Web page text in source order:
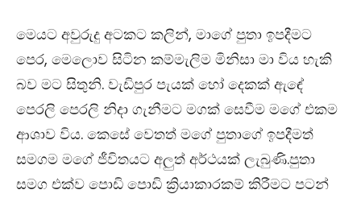
මෙයට අවුරුදු අටකට කලින්, මාගේ පුතා ඉපදීමට
පෙර, මෙලොව සිටින කම්මැලිම මිනිසා මා විය හැකි
බව මට සිතුනි. වැඩිපුර පැයක් හෝ දෙකක් ඇඳේ
පෙරලි පෙරලි නිදා ගැනීමට මගක් සෙවීම මගේ එකම
ආශාව විය. කෙසේ වෙතත් මගේ පුතාගේ ඉපදීමත්
සමගම මගේ ජීවිතයට අලුත් අර්ථයක් ලැබුණි.පුතා
සමග එක්ව පොඩි පොඩි ක්‍රියාකාරකම් කිරීමට පටන්